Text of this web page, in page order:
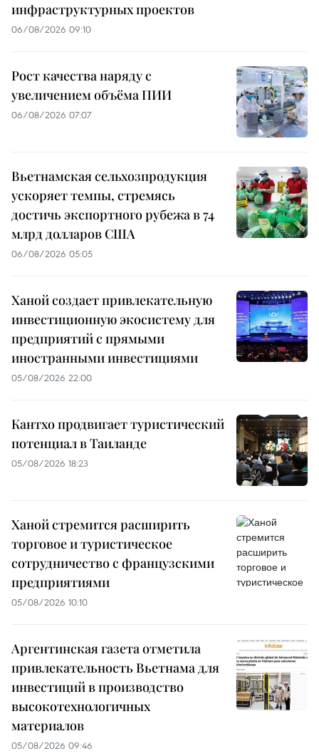
инфраструктурных проектов
06/08/2026 09:10
Рост качества наряду с
увеличением объёма ПИИ
06/08/2026 07:07
Вьетнамская сельхозпродукция
ускоряет темпы, стремясь
достичь экспортного рубежа в 74
млрд долларов США
06/08/2026 05:05
Ханой создает привлекательную
инвестиционную экосистему для
предприятий с прямыми
иностранными инвестициями
05/08/2026 22:00
Кантхо продвигает туристический
потенциал в Таиланде
05/08/2026 18:23
Ханой стремится расширить
торговое и туристическое
сотрудничество с французскими
предприятиями
05/08/2026 10:10
Аргентинская газета отметила
привлекательность Вьетнама для
инвестиций в производство
высокотехнологичных
материалов
05/08/2026 09:46